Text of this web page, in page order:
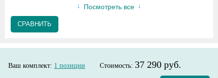
Посмотреть все
СРАВНИТЬ
Ваш комплект: 1 позиции Стоимость: 37 290 руб.